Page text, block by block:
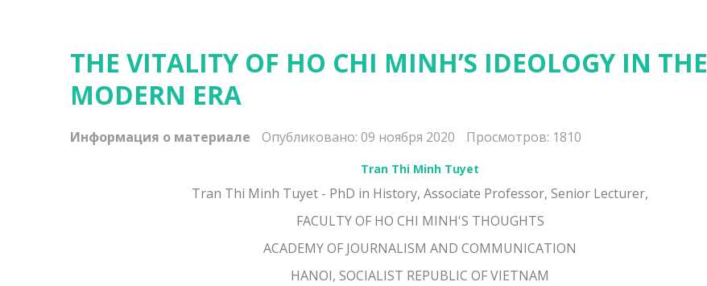
THE VITALITY OF HO CHI MINH’S IDEOLOGY IN THE
MODERN ERA
Информация о материале Опубликовано: 09 ноября 2020 Просмотров: 1810
Tran Thi Minh Tuyet
Tran Thi Minh Tuyet - PhD in History, Associate Professor, Senior Lecturer,
FACULTY OF HO CHI MINH'S THOUGHTS
ACADEMY OF JOURNALISM AND COMMUNICATION
HANOI, SOCIALIST REPUBLIC OF VIETNAM